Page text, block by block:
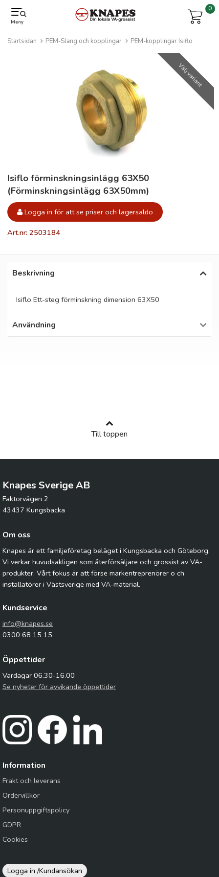
Meny
0
Startsidan PEM-Slang och kopplingar PEM-kopplingar Isiflo
Välj variant
Isiflo förminskningsinlägg 63X50
(Förminskningsinlägg 63X50mm)
Logga in för att se priser och lagersaldo
Art.nr: 2503184
Beskrivning
Isiflo Ett-steg förminskning dimension 63X50
Användning
Till toppen
Knapes Sverige AB
Faktorvägen 2
43437 Kungsbacka
Om oss
Knapes är ett familjeföretag beläget i Kungsbacka och Göteborg.
Vi verkar huvudsakligen som återförsäljare och grossist av VA-
produkter. Vårt fokus är att förse markentreprenörer o ch
installatörer i Västsverige med VA-material.
Kundservice
info@knapes.se
0300 68 15 15
Öppettider
Vardagar 06.30-16.00
Se nyheter för avvikande öppettider
Information
Frakt och leverans
Ordervillkor
Personuppgiftspolicy
GDPR
Cookies
Logga in /Kundansökan